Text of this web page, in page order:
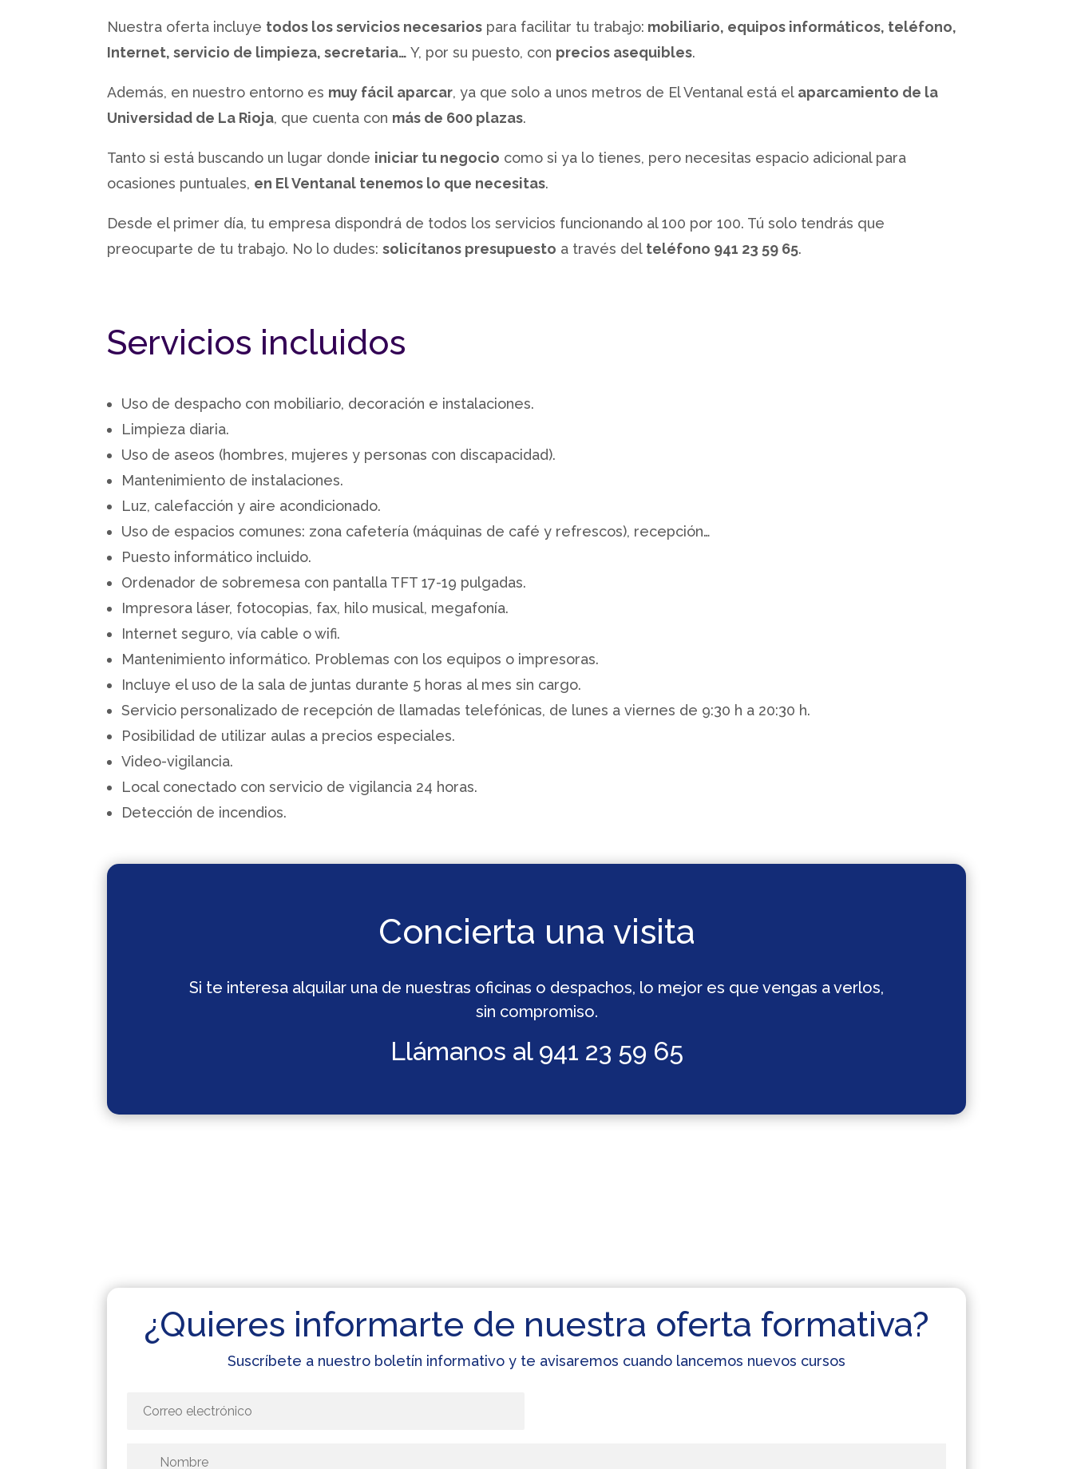
Nuestra oferta incluye todos los servicios necesarios para facilitar tu trabajo: mobiliario, equipos informáticos, teléfono,
Internet, servicio de limpieza, secretaria… Y, por su puesto, con precios asequibles.
Además, en nuestro entorno es muy fácil aparcar, ya que solo a unos metros de El Ventanal está el aparcamiento de la
Universidad de La Rioja, que cuenta con más de 600 plazas.
Tanto si está buscando un lugar donde iniciar tu negocio como si ya lo tienes, pero necesitas espacio adicional para
ocasiones puntuales, en El Ventanal tenemos lo que necesitas.
Desde el primer día, tu empresa dispondrá de todos los servicios funcionando al 100 por 100. Tú solo tendrás que
preocuparte de tu trabajo. No lo dudes:solicítanos presupuesto a través del teléfono 941 23 59 65.
Servicios incluidos
Uso de despacho con mobiliario, decoración e instalaciones.
Limpieza diaria.
Uso de aseos (hombres, mujeres y personas con discapacidad).
Mantenimiento de instalaciones.
Luz, calefacción y aire acondicionado.
Uso de espacios comunes: zona cafetería (máquinas de café y refrescos), recepción…
Puesto informático incluido.
Ordenador de sobremesa con pantalla TFT 17-19 pulgadas.
Impresora láser, fotocopias, fax, hilo musical, megafonía.
Internet seguro, vía cable o wifi.
Mantenimiento informático. Problemas con los equipos o impresoras.
Incluye el uso de la sala de juntas durante 5 horas al mes sin cargo.
Servicio personalizado de recepción de llamadas telefónicas, de lunes a viernes de 9:30 h a 20:30 h.
Posibilidad de utilizar aulas a precios especiales.
Video-vigilancia.
Local conectado con servicio de vigilancia 24 horas.
Detección de incendios.
Concierta una visita
Si te interesa alquilar una de nuestras oficinas o despachos, lo mejor es que vengas a verlos,
sin compromiso.
Llámanos al 941 23 59 65
¿Quieres informarte de nuestra oferta formativa?
Suscríbete a nuestro boletín informativo y te avisaremos cuando lancemos nuevos cursos